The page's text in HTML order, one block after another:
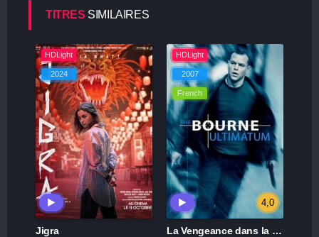
TITRES SIMILAIRES
HDLight
2024
Jigra
HDLight
2007
French
4,0
La Vengeance dans la peau